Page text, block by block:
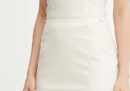
Tablica veličina